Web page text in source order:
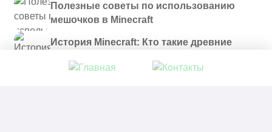
Полезные советы по использованию
мешочков в Minecraft
История Minecraft: Кто такие древние